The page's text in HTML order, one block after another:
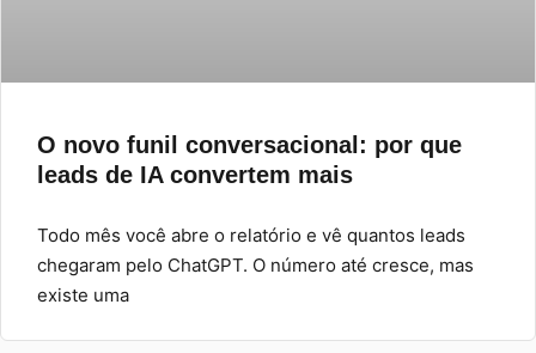
O novo funil conversacional: por que
leads de IA convertem mais
Todo mês você abre o relatório e vê quantos leads
chegaram pelo ChatGPT. O número até cresce, mas
existe uma